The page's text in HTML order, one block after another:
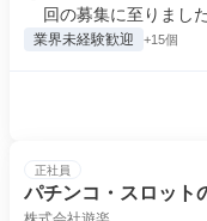
回の募集に至りました
業界未経験歓迎 +15個
正社員
パチンコ・スロット